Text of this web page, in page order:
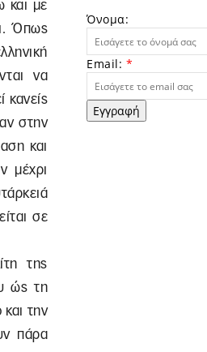
και με
Όπως
να
κανείς
στην
και
μέχρι
σε
της
ώς τη
την
πάρα
Όνομα:
Email: *
Εγγραφή